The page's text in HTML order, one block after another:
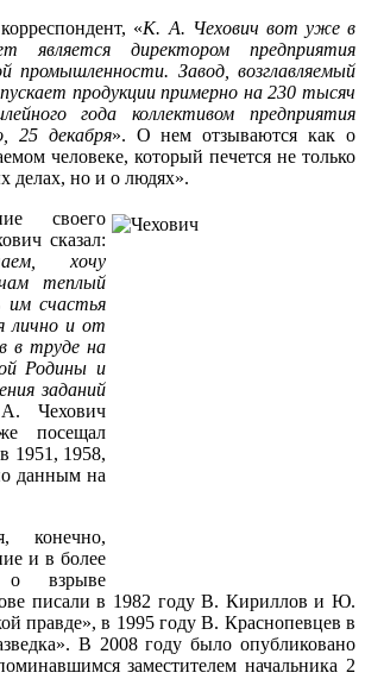
«К. А. Чехович вот уже в
является директором предприятия
промышленности. Завод, возглавляемый
продукции примерно на 230 тысяч
года коллективом предприятия
25 декабря». О нем отзываются как о
человеке, который печется не только
делах, но и о людях».
своего
сказал:
хочу
теплый
им счастья
лично и от
в труде на
Родины и
заданий
Чехович
посещал
1951, 1958,
данным на
конечно,
и в более
о взрыве
писали в 1982 году В. Кириллов и Ю.
правде», в 1995 году В. Краснопевцев в
В 2008 году было опубликовано
заместителем начальника 2